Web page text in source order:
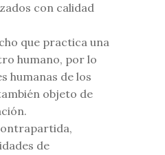
con calidad
que practica una
humano, por lo
humanas de los
objeto de
de